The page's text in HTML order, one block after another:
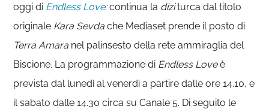
oggi di Endless Love:continua la diziturca dal titolo
originale Kara Sevda che Mediaset prende il posto di
Terra Amara nel palinsesto della rete ammiraglia del
Biscione. La programmazione di Endless Loveè
prevista dal lunedì al venerdì a partire dalle ore 14.10, e
il sabato dalle 14.30 circa su Canale 5. Di seguito le